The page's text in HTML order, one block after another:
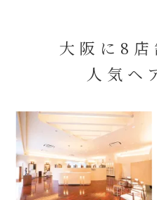
大阪に8店
人気ヘ